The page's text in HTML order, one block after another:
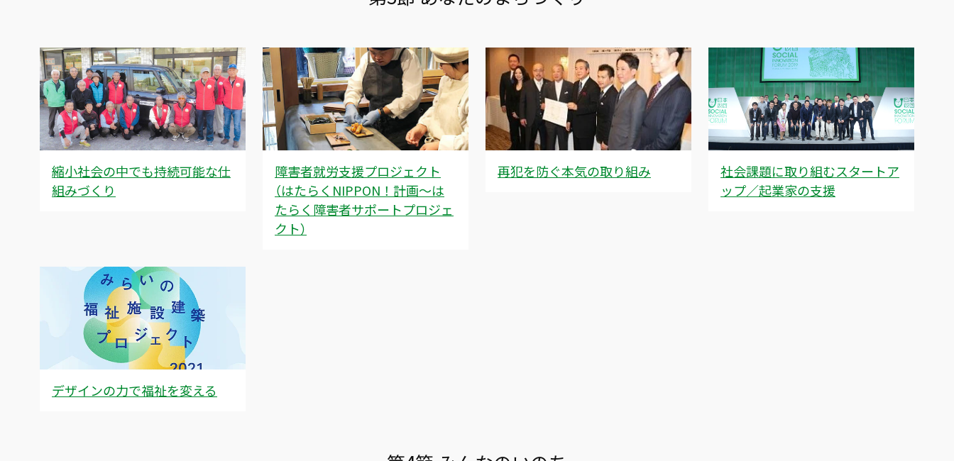
縮小社会の中でも持続可能な仕
組みづくり
障害者就労支援プロジェクト
（はたらくNIPPON！計画～は
たらく障害者サポートプロジェ
クト）
再犯を防ぐ本気の取り組み
社会課題に取り組むスタートア
ップ／起業家の支援
デザインの力で福祉を変える